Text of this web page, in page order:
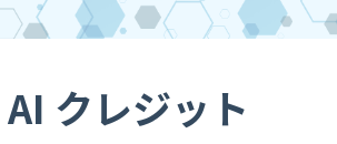
クレジット